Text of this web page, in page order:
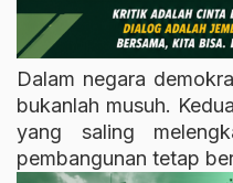
Dalam negara
bukanlah musuh.
yang saling
pembangunan tetap